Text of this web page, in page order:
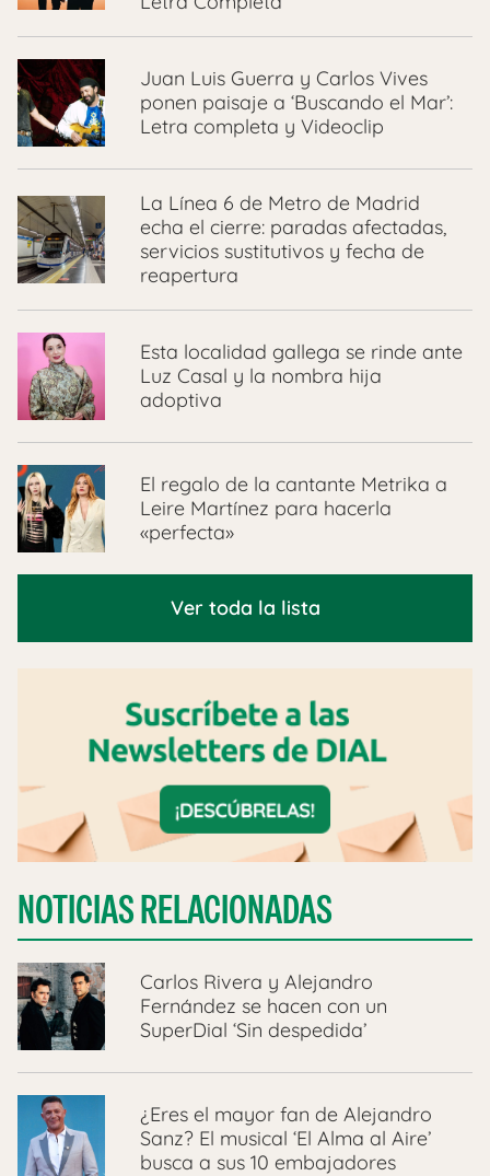
Juan Luis Guerra y Carlos Vives
ponen paisaje a ‘Buscando el Mar’:
Letra completa y Videoclip
La Línea 6 de Metro de Madrid
echa el cierre: paradas afectadas,
servicios sustitutivos y fecha de
reapertura
Esta localidad gallega se rinde ante
Luz Casal y la nombra hija
adoptiva
El regalo de la cantante Metrika a
Leire Martínez para hacerla
«perfecta»
Ver toda la lista
NOTICIAS RELACIONADAS
Carlos Rivera y Alejandro
Fernández se hacen con un
SuperDial ‘Sin despedida’
¿Eres el mayor fan de Alejandro
Sanz? El musical ‘El Alma al Aire’
busca a sus 10 embajadores